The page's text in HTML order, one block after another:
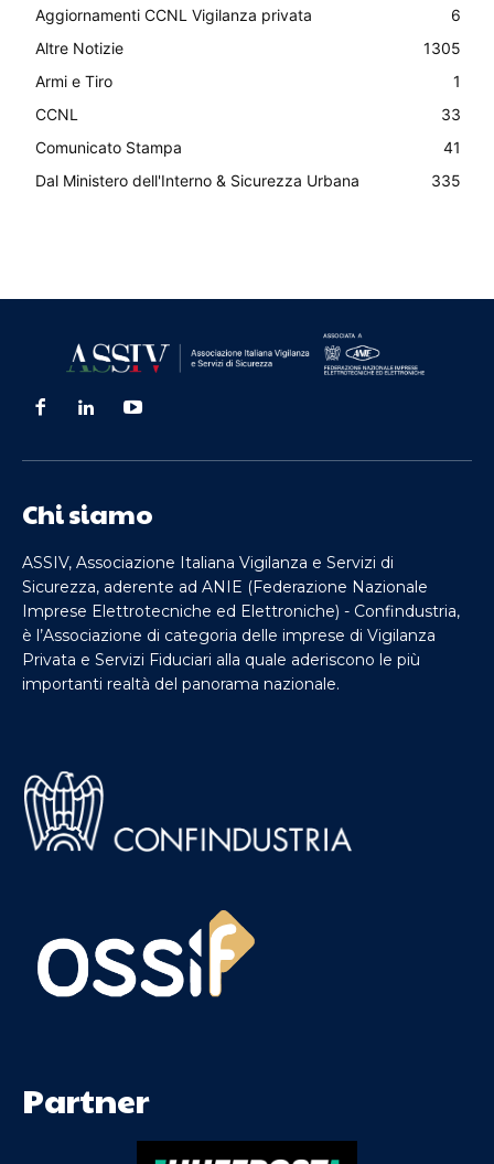
Aggiornamenti CCNL Vigilanza privata
6
Altre Notizie
1305
Armi e Tiro
1
CCNL
33
Comunicato Stampa
41
Dal Ministero dell'Interno & Sicurezza Urbana
335
Chi siamo
ASSIV, Associazione Italiana Vigilanza e Servizi di
Sicurezza, aderente ad ANIE (Federazione Nazionale
Imprese Elettrotecniche ed Elettroniche) - Confindustria,
è l’Associazione di categoria delle imprese di Vigilanza
Privata e Servizi Fiduciari alla quale aderiscono le più
importanti realtà del panorama nazionale.
Partner